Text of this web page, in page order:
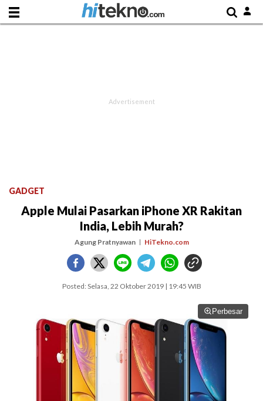
GADGET
Apple Mulai Pasarkan iPhone XR Rakitan
India, Lebih Murah?
Agung Pratnyawan HiTekno.com
Posted: Selasa, 22 Oktober 2019 | 19:45 WIB
Perbesar